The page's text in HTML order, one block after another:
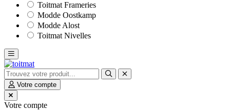
Toitmat Frameries
Modde Oostkamp
Modde Alost
Toitmat Nivelles
Votre compte
Votre compte